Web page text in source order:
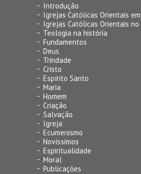
Introdução
Igrejas Católicas Orientais
Igrejas Católicas Orientais no
Teologia na história
Fundamentos
Deus
Trindade
Cristo
Espírito Santo
Maria
Homem
Criação
Salvação
Igreja
Ecumenismo
Novíssimos
Espiritualidade
Moral
Publicações